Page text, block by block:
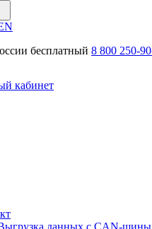
бесплатный 8 800 250-
кабинет
данных с CAN-шины